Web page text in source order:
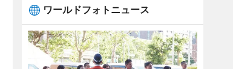
ワールドフォトニュース